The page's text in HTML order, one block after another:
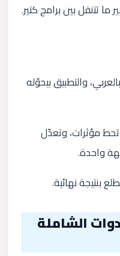
تتنقل بين برامج كتير.
والتطبيق بيحوّله
مؤثرات، وتعدّل
واحدة.
الشاملة